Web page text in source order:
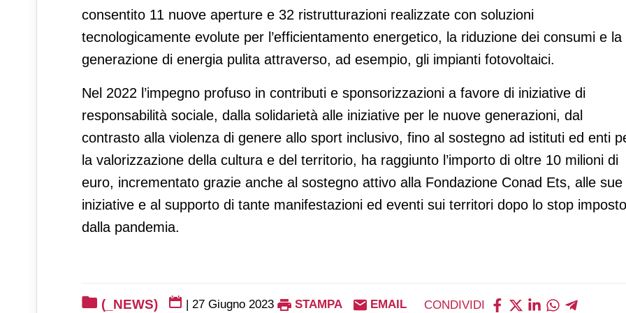
consentito 11 nuove aperture e 32 ristrutturazioni realizzate con soluzioni
tecnologicamente evolute per l’efficientamento energetico, la riduzione dei consumi e la
generazione di energia pulita attraverso, ad esempio, gli impianti fotovoltaici.
Nel 2022 l’impegno profuso in contributi e sponsorizzazioni a favore di iniziative di
responsabilità sociale, dalla solidarietà alle iniziative per le nuove generazioni, dal
contrasto alla violenza di genere allo sport inclusivo, fino al sostegno ad istituti ed enti
la valorizzazione della cultura e del territorio, ha raggiunto l’importo di oltre 10 milioni di
euro, incrementato grazie anche al sostegno attivo alla Fondazione Conad Ets, alle sue
iniziative e al supporto di tante manifestazioni ed eventi sui territori dopo lo stop imposto
dalla pandemia.
(_NEWS) | 27 Giugno 2023 STAMPA EMAIL CONDIVIDI